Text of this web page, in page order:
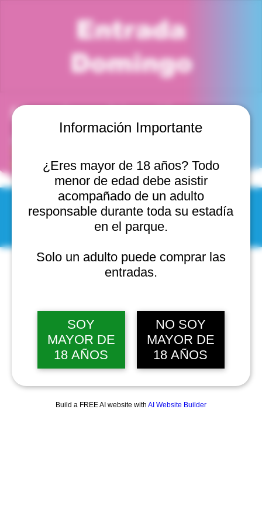
Información Importante
¿Eres mayor de 18 años? Todo
menor de edad debe asistir
acompañado de un adulto
responsable durante toda su estadía
en el parque.
Solo un adulto puede comprar las
entradas.
SOY
MAYOR DE
18 AÑOS
NO SOY
MAYOR DE
18 AÑOS
Build a FREE AI website with AI Website Builder
Entrada
Domingo
Horario y ubicación
del Mar, Valparaíso, Chile